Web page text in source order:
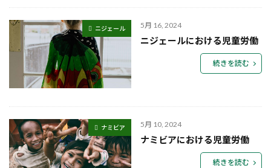
ニジェール 5月 16, 2024
ニジェールにおける児童労働
続きを読む
ナミビア 5月 10, 2024
ナミビアにおける児童労働
続きを読む